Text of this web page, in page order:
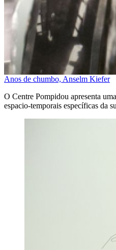
Anos de chumbo, Anselm Kiefer
O Centre Pompidou apresenta
espacio-temporais específicas da